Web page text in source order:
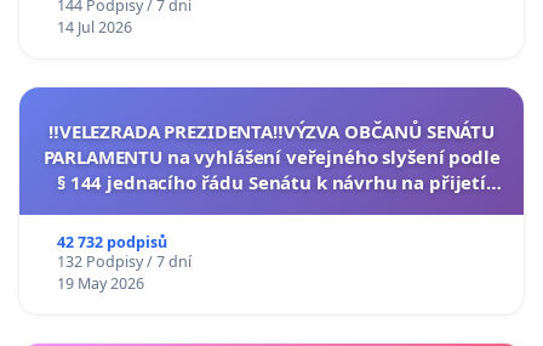
144 Podpisy / 7 dní
14 Jul 2026
‼️VELEZRADA PREZIDENTA‼️VÝZVA OBČANŮ SENÁTU
PARLAMENTU na vyhlášení veřejného slyšení podle
§ 144 jednacího řádu Senátu k návrhu na přijetí
42 732 podpisů
132 Podpisy / 7 dní
19 May 2026